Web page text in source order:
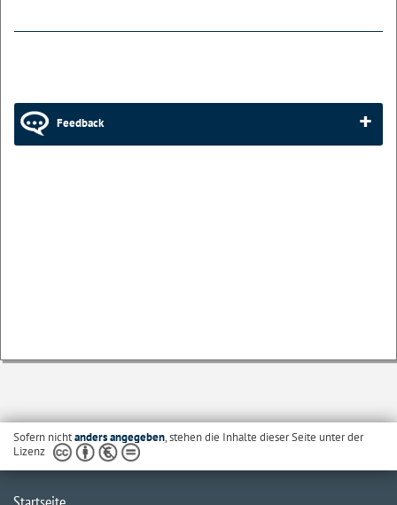
Feedback
Sofern nichtanders angegeben, stehen die Inhalte dieser Seite unter der
Lizenz